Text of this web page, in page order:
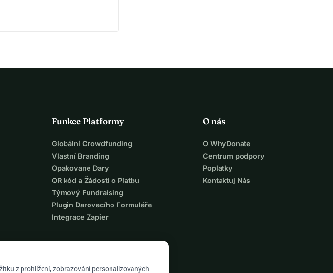
Funkce Platformy
Globální Crowdfunding
Vlastní Branding
Opakované Dary
QR kód a Žádosti o Platbu
Týmový Fundraising
Plugin Darovacího Formuláře
Integrace Zapier
O nás
O WhyDonate
Centrum podpory
Poplatky
Kontaktuj Nás
z prohlížení, zobrazování personalizovaných